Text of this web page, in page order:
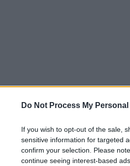
Do Not Process My
If you wish to opt-out of the sale,
sensitive information for targeted
confirm your selection. Please
continue seeing interest-based